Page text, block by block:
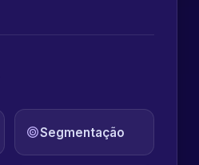
Segmentação